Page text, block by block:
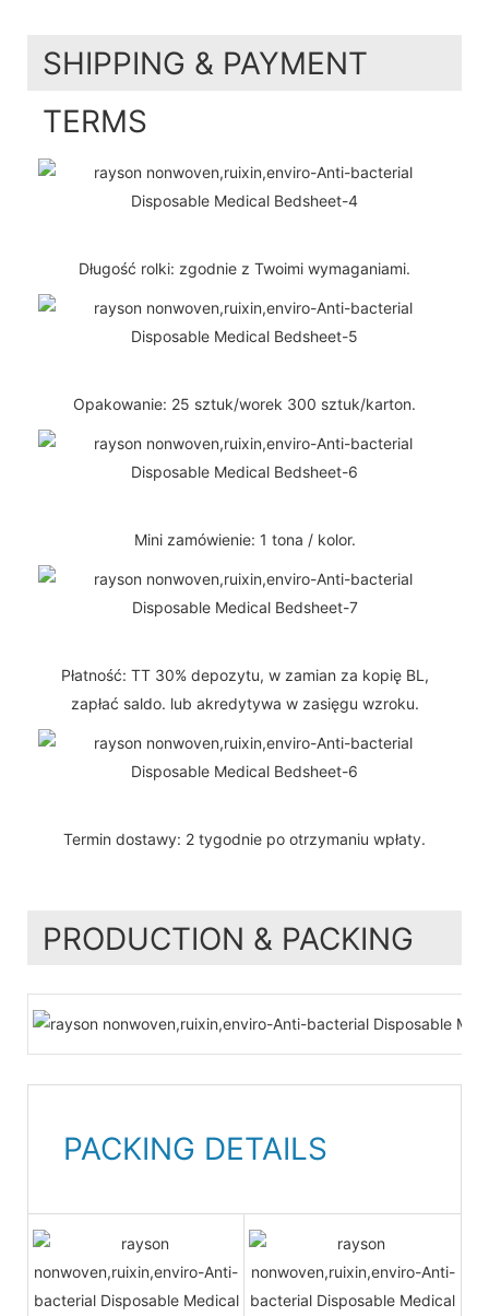
SHIPPING & PAYMENT
TERMS
Długość rolki: zgodnie z Twoimi wymaganiami.
Opakowanie: 25 sztuk/worek 300 sztuk/karton.
Mini zamówienie: 1 tona / kolor.
Płatność: TT 30% depozytu, w zamian za kopię BL,
zapłać saldo. lub akredytywa w zasięgu wzroku.
Termin dostawy: 2 tygodnie po otrzymaniu wpłaty.
PRODUCTION & PACKING
PACKING DETAILS